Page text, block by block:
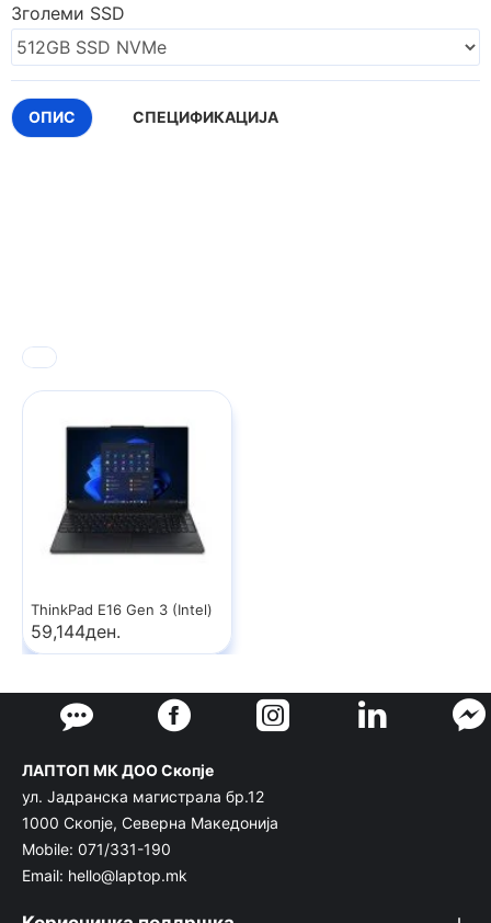
Зголеми SSD
ОПИС СПЕЦИФИКАЦИЈА
ThinkPad E16 Gen 3 (Intel)
59,144ден.
ЛАПТОП МК ДОО Скопје
ул. Јадранска магистрала бр.12
1000 Скопје, Северна Македонија
Mobile: 071/331-190
Email: hello@laptop.mk